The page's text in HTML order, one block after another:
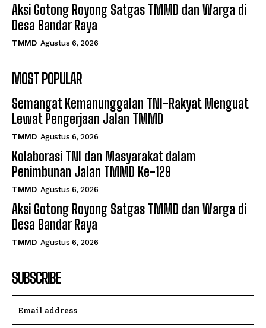
Aksi Gotong Royong Satgas TMMD dan Warga di
Desa Bandar Raya
TMMD Agustus 6, 2026
MOST POPULAR
Semangat Kemanunggalan TNI-Rakyat Menguat
Lewat Pengerjaan Jalan TMMD
TMMD Agustus 6, 2026
Kolaborasi TNI dan Masyarakat dalam
Penimbunan Jalan TMMD Ke-129
TMMD Agustus 6, 2026
Aksi Gotong Royong Satgas TMMD dan Warga di
Desa Bandar Raya
TMMD Agustus 6, 2026
SUBSCRIBE